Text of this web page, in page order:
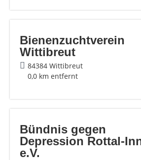
Bienenzuchtverein
Wittibreut
84384 Wittibreut
0,0 km entfernt
Bündnis gegen
Depression Rottal-
e.V.